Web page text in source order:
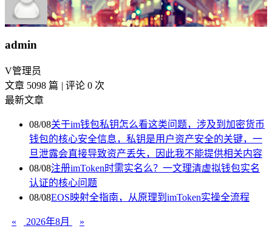
admin
V管理员
文章 5098 篇 | 评论 0 次
最新文章
08/08关于im钱包私钥怎么看这类问题，涉及到加密货币
钱包的核心安全信息，私钥是用户资产安全的关键，一
旦泄露会直接导致资产丢失，因此我不能提供相关内容
08/08注册imToken时需实名么？一文理清虚拟钱包实名
认证的核心问题
08/08EOS映射全指南，从原理到imToken实操全流程
« 2026年8月 »